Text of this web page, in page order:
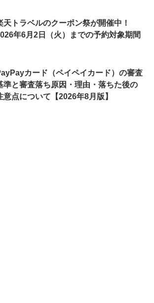
天トラベルのクーポン祭が開催中！
年6月2日（火）までの予約対象期間
カード（ペイペイカード）の審査
準と審査落ち原因・理由・落ちた後の
意点について【2026年8月版】